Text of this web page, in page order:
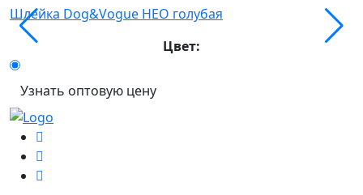
Шлейка Dog&Vogue НЕО голубая
Цвет:
Узнать оптовую цену